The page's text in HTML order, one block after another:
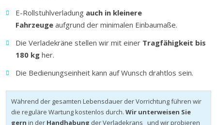
E-Rollstuhlverladung auch in kleinere
Fahrzeugeaufgrund der minimalen Einbaumaße.
Die Verladekräne stellen wir mit einer Tragfähigkeit bis
180 kgher.
Die Bedienungseinheit kann auf Wunsch drahtlos sein.
Während der gesamten Lebensdauer der Vorrichtung führen wir
die reguläre Wartung kostenlos durch. Wir unterweisen Sie
gern in der Handhabung der Verladekrans und wir probieren